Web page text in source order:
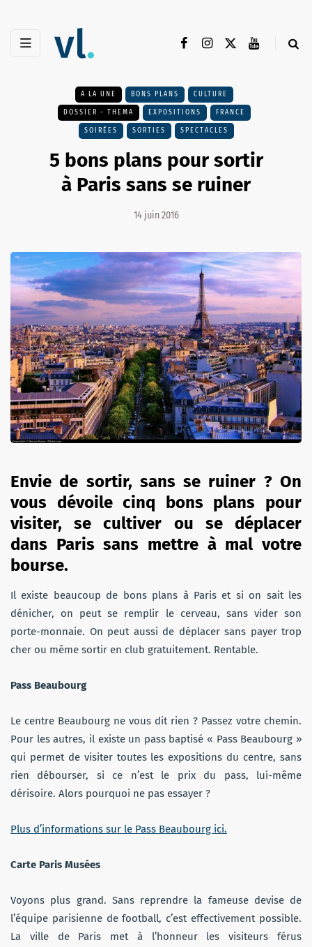
A LA UNE BONS PLANS CULTURE
DOSSIER - THEMA EXPOSITIONS FRANCE
SOIRÉES SORTIES SPECTACLES
5 bons plans pour sortir
à Paris sans se ruiner
14 juin 2016
Envie de sortir, sans se ruiner ? On
vous dévoile cinq bons plans pour
visiter, se cultiver ou se déplacer
dans Paris sans mettre à mal votre
bourse.
Il existe beaucoup de bons plans à Paris et si on sait les
dénicher, on peut se remplir le cerveau, sans vider son
porte-monnaie. On peut aussi de déplacer sans payer trop
cher ou même sortir en club gratuitement. Rentable.
Pass Beaubourg
Le centre Beaubourg ne vous dit rien ? Passez votre chemin.
Pour les autres, il existe un pass baptisé « Pass Beaubourg »
qui permet de visiter toutes les expositions du centre, sans
rien débourser, si ce n’est le prix du pass, lui-même
dérisoire. Alors pourquoi ne pas essayer ?
Plus d’informations sur le Pass Beaubourg ici.
Carte Paris Musées
Voyons plus grand. Sans reprendre la fameuse devise de
l’équipe parisienne de football, c’est effectivement possible.
La ville de Paris met à l’honneur les visiteurs férus